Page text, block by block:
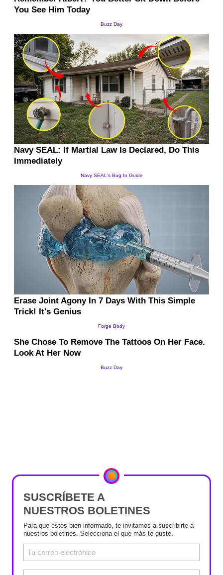
SUSCRÍBETE A
NUESTROS BOLETINES
Para que estés bien informado, te invitamos a suscribirte a
nuestros boletines. Selecciona el que más te guste.